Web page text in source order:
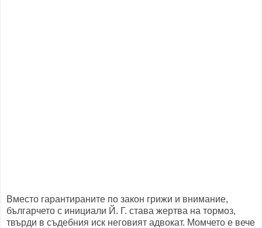
Вместо гарантираните по закон грижи и внимание,
българчето с инициали Й. Г. става жертва на тормоз,
твърди в съдебния иск неговият адвокат. Момчето е вече